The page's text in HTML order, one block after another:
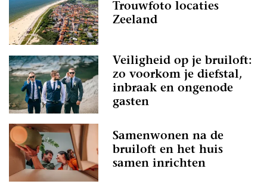
Trouwfoto locaties
Zeeland
Veiligheid op je bruiloft:
zo voorkom je diefstal,
inbraak en ongenode
gasten
Samenwonen na de
bruiloft en het huis
samen inrichten